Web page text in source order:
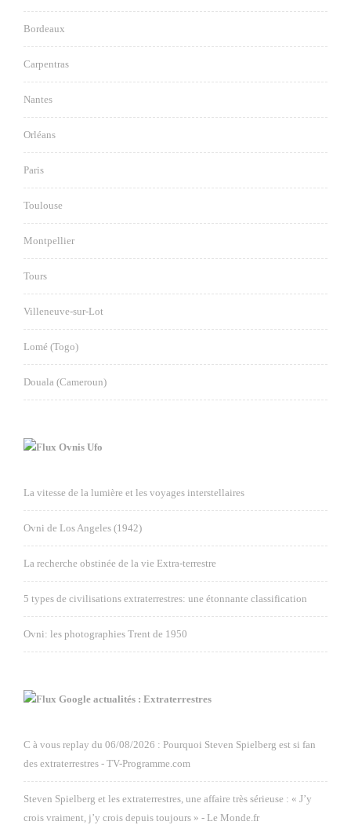
Bordeaux
Carpentras
Nantes
Orléans
Paris
Toulouse
Montpellier
Tours
Villeneuve-sur-Lot
Lomé (Togo)
Douala (Cameroun)
Ovnis Ufo
La vitesse de la lumière et les voyages interstellaires
Ovni de Los Angeles (1942)
La recherche obstinée de la vie Extra-terrestre
5 types de civilisations extraterrestres: une étonnante classification
Ovni: les photographies Trent de 1950
Google actualités : Extraterrestres
C à vous replay du 06/08/2026 : Pourquoi Steven Spielberg est si fan
des extraterrestres - TV-Programme.com
Steven Spielberg et les extraterrestres, une affaire très sérieuse : « J’y
crois vraiment, j’y crois depuis toujours » - Le Monde.fr